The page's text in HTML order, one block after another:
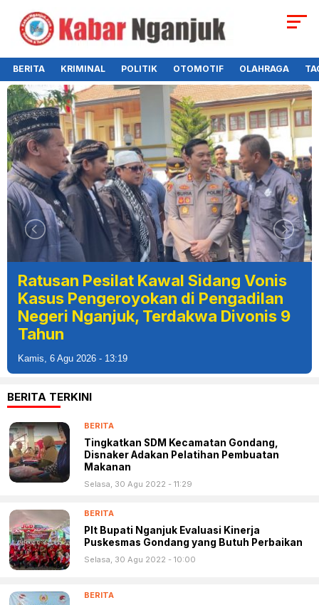
BERITA KRIMINAL POLITIK OTOMOTIF OLAHRAGA
Ratusan Pesilat Kawal Sidang Vonis
Kasus Pengeroyokan di Pengadilan
Negeri Nganjuk, Terdakwa Divonis 9
Tahun
Kamis, 6 Agu 2026 - 13:19
BERITA TERKINI
BERITA
Tingkatkan SDM Kecamatan Gondang,
Disnaker Adakan Pelatihan Pembuatan
Makanan
Selasa, 30 Agu 2022 - 11:29
BERITA
Plt Bupati Nganjuk Evaluasi Kinerja
Puskesmas Gondang yang Butuh Perbaikan
Selasa, 30 Agu 2022 - 10:00
BERITA